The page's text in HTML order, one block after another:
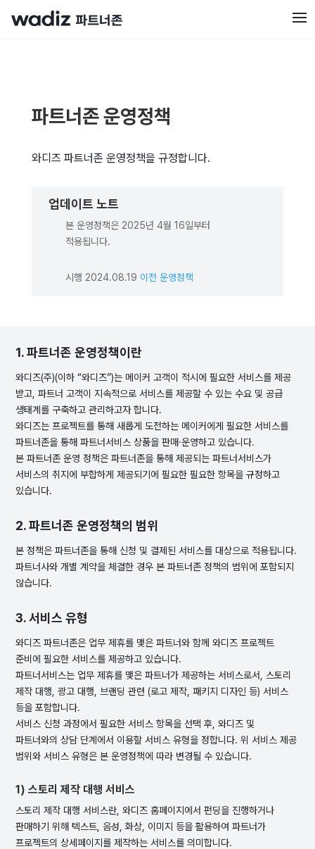
파트너존 운영정책
와디즈 파트너존 운영정책을 규정합니다.
업데이트 노트
본 운영정책은 2025년 4월 16일부터
적용됩니다.
시행 2024.08.19 이전 운영정책
1. 파트너존 운영정책이란
와디즈(주)(이하 “와디즈”)는 메이커 고객이 적시에 필요한 서비스를 제공
받고, 파트너 고객이 지속적으로 서비스를 제공할 수 있는 수요 및 공급
생태계를 구축하고 관리하고자 합니다.
와디즈는 프로젝트를 통해 새롭게 도전하는 메이커에게 필요한 서비스를
파트너존을 통해 파트너서비스 상품을 판매·운영하고 있습니다.
본 파트너존 운영 정책은 파트너존을 통해 제공되는 파트너서비스가
서비스의 취지에 부합하게 제공되기에 필요한 필요한 항목을 규정하고
있습니다.
2. 파트너존 운영정책의 범위
본 정책은 파트너존을 통해 신청 및 결제된 서비스를 대상으로 적용됩니다.
파트너사와 개별 계약을 체결한 경우 본 파트너존 정책의 범위에 포함되지
않습니다.
3. 서비스 유형
와디즈 파트너존은 업무 제휴를 맺은 파트너와 함께 와디즈 프로젝트
준비에 필요한 서비스를 제공하고 있습니다.
파트너서비스는 업무 제휴를 맺은 파트너가 제공하는 서비스로서, 스토리
제작 대행, 광고 대행, 브랜딩 관련 (로고 제작, 패키지 디자인 등) 서비스
등을 포함합니다.
서비스 신청 과정에서 필요한 서비스 항목을 선택 후, 와디즈 및
파트너와의 상담 단계에서 이용할 서비스 유형을 정합니다. 위 서비스 제공
범위와 서비스 유형은 본 운영정책에 따라 변경될 수 있습니다.
1) 스토리 제작 대행 서비스
스토리 제작 대행 서비스란, 와디즈 홈페이지에서 펀딩을 진행하거나
판매하기 위해 텍스트, 음성, 화상, 이미지 등을 활용하여 파트너가
프로젝트의 상세페이지를 제작하는 서비스를 의미합니다.